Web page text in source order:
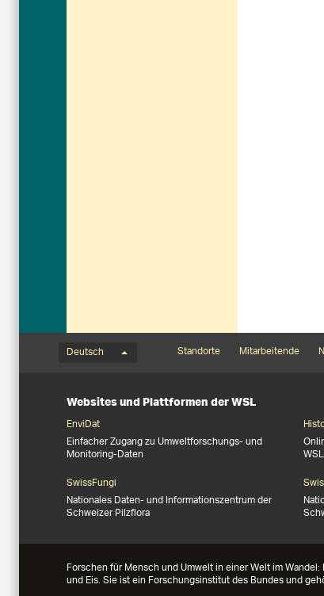
Sprachmenü
Deutsch
Footernavigation
Standorte Mitarbeitende
Websites und Plattformen der WSL
EnviDat
Einfacher Zugang zu Umweltforschungs- und
Monitoring-Daten
SwissFungi
Nationales Daten- und Informationszentrum der
Schweizer Pilzflora
Forschen für Mensch und Umwelt in einer Welt im
und Eis. Sie ist ein Forschungsinstitut des Bundes und